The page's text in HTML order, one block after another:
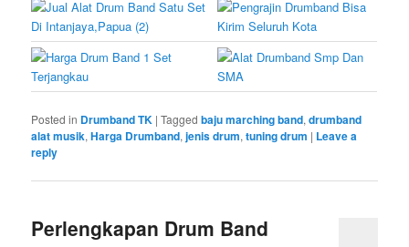
Posted in Drumband TK |Tagged baju marching band,drumband
alat musik,Harga Drumband,jenis drum,tuning drum | Leave a
reply
Perlengkapan Drum Band